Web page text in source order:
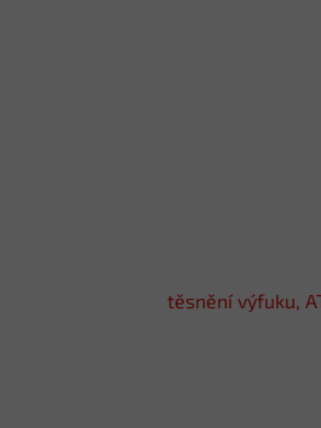
těsnění výfuku,